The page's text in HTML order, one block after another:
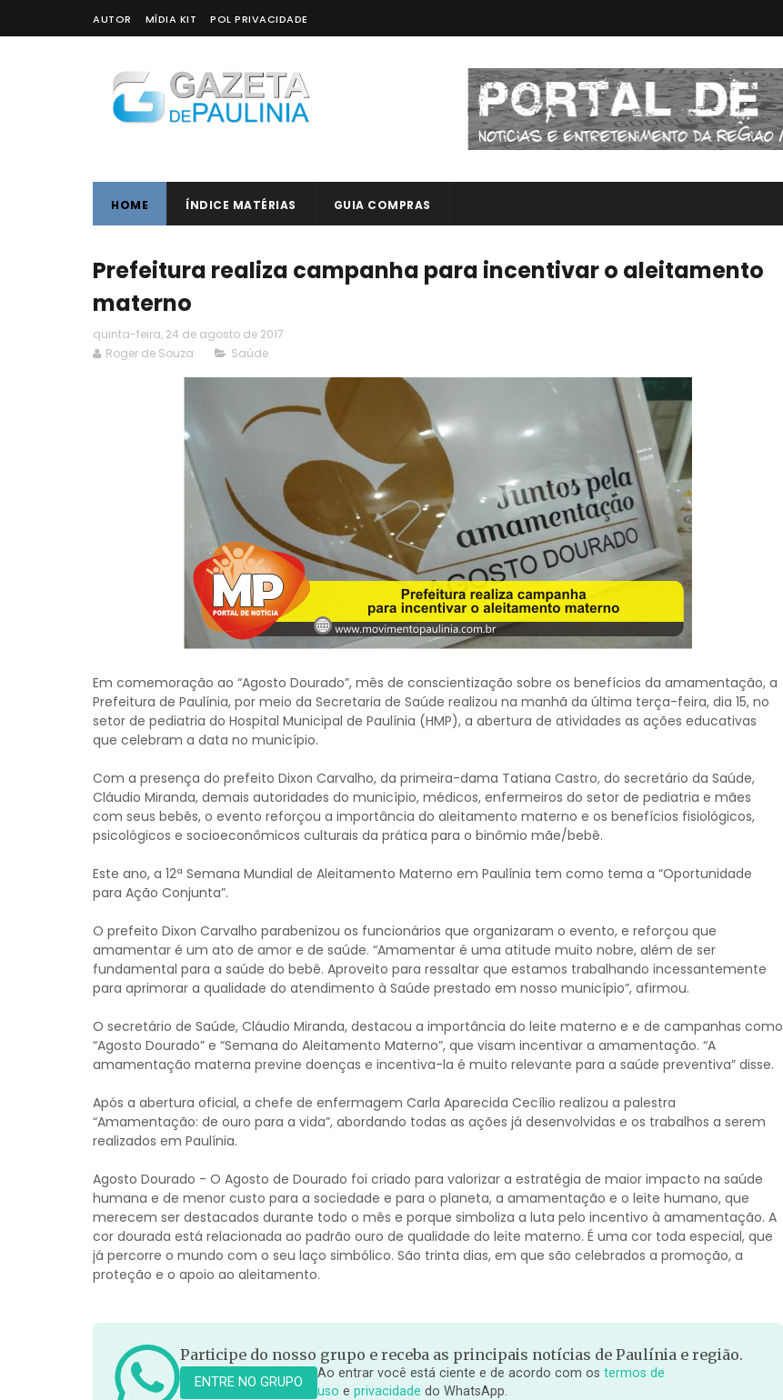
AUTOR MÍDIA KIT POL PRIVACIDADE
HOME ÍNDICE MATÉRIAS GUIA COMPRAS
Prefeitura realiza campanha para incentivar o aleitamento
materno
quinta-feira, 24 de agosto de 2017
Roger de Souza
Saúde
Em comemoração ao “Agosto Dourado”, mês de conscientização sobre os benefícios da amamentação, a
Prefeitura de Paulínia, por meio da Secretaria de Saúde realizou na manhã da última terça-feira, dia 15, no
setor de pediatria do Hospital Municipal de Paulínia (HMP), a abertura de atividades as ações educativas
que celebram a data no município.
Com a presença do prefeito Dixon Carvalho, da primeira-dama Tatiana Castro, do secretário da Saúde,
Cláudio Miranda, demais autoridades do município, médicos, enfermeiros do setor de pediatria e mães
com seus bebês, o evento reforçou a importância do aleitamento materno e os benefícios fisiológicos,
psicológicos e socioeconômicos culturais da prática para o binômio mãe/bebê.
Este ano, a 12ª Semana Mundial de Aleitamento Materno em Paulínia tem como tema a “Oportunidade
para Ação Conjunta”.
O prefeito Dixon Carvalho parabenizou os funcionários que organizaram o evento, e reforçou que
amamentar é um ato de amor e de saúde. “Amamentar é uma atitude muito nobre, além de ser
fundamental para a saúde do bebê. Aproveito para ressaltar que estamos trabalhando incessantemente
para aprimorar a qualidade do atendimento à Saúde prestado em nosso município”, afirmou.
O secretário de Saúde, Cláudio Miranda, destacou a importância do leite materno e e de campanhas como
“Agosto Dourado” e “Semana do Aleitamento Materno”, que visam incentivar a amamentação. “A
amamentação materna previne doenças e incentiva-la é muito relevante para a saúde preventiva” disse.
Após a abertura oficial, a chefe de enfermagem Carla Aparecida Cecílio realizou a palestra
“Amamentação: de ouro para a vida”, abordando todas as ações já desenvolvidas e os trabalhos a serem
realizados em Paulínia.
Agosto Dourado - O Agosto de Dourado foi criado para valorizar a estratégia de maior impacto na saúde
humana e de menor custo para a sociedade e para o planeta, a amamentação e o leite humano, que
merecem ser destacados durante todo o mês e porque simboliza a luta pelo incentivo à amamentação. A
cor dourada está relacionada ao padrão ouro de qualidade do leite materno. É uma cor toda especial, que
já percorre o mundo com o seu laço simbólico. São trinta dias, em que são celebrados a promoção, a
proteção e o apoio ao aleitamento.
Participe do nosso grupo e receba as principais notícias de Paulínia e região.
ENTRE NO GRUPO
Ao entrar você está ciente e de acordo com os termos de
uso e privacidade do WhatsApp.